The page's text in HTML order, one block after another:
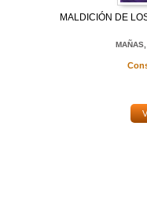
MALDICIÓN DE
MAÑAS,